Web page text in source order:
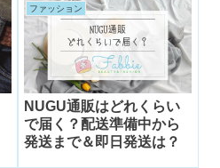
ファッション
NUGU通販はどれくらい
で届く？配送準備中から
発送まで＆即日発送は？